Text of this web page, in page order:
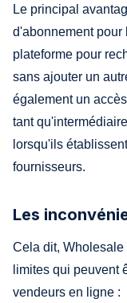
Le principal
d'abonnement pour
plateforme pour
sans ajouter un
également un
tant
lorsqu'ils
fournisseurs.
Les
Cela dit,
limites qui peuvent
vendeurs en ligne :